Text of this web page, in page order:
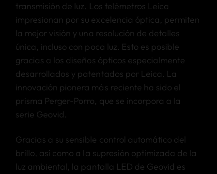
transmisión de luz. Los telémetros Leica
impresionan por su excelencia óptica, permiten
la mejor visión y una resolución de detalles
única, incluso con poca luz. Esto es posible
gracias a los diseños ópticos especialmente
desarrollados y patentados por Leica. La
innovación pionera más reciente ha sido el
prisma Perger-Porro, que se incorpora a la
serie Geovid.
Gracias a su sensible control automático del
brillo, así como a la supresión optimizada de la
luz ambiental, la pantalla LED de Geovid es